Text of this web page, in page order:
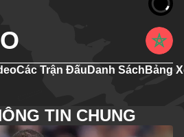
Các Trận Đấu Danh Sách Bảng
TIN CHUNG